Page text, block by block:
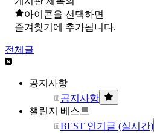
아이콘을 선택하면
즐겨찾기에 추가됩니다.
전체글
공지사항
공지사항
챌린지 베스트
BEST 인기글 (실시간)